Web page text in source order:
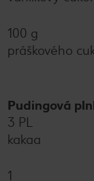
100 g
práškového
Pudingová
3 PL
kakaa
1